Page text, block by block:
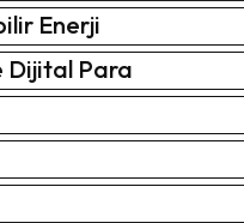
Enerji
Dijital Para